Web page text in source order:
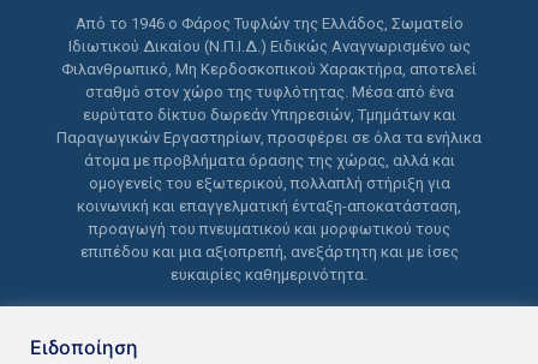
Από το 1946 ο Φάρος Τυφλών της Ελλάδος, Σωματείο
Ιδιωτικού Δικαίου (Ν.Π.Ι.Δ.) Ειδικώς Αναγνωρισμένο ως
Φιλανθρωπικό, Μη Κερδοσκοπικού Χαρακτήρα, αποτελεί
σταθμό στον χώρο της τυφλότητας. Μέσα από ένα
ευρύτατο δίκτυο δωρεάν Υπηρεσιών, Τμημάτων και
Παραγωγικών Εργαστηρίων, προσφέρει σε όλα τα ενήλικα
άτομα με προβλήματα όρασης της χώρας, αλλά και
ομογενείς του εξωτερικού, πολλαπλή στήριξη για
κοινωνική και επαγγελματική ένταξη-αποκατάσταση,
προαγωγή του πνευματικού και μορφωτικού τους
επιπέδου και μια αξιοπρεπή, ανεξάρτητη και με ίσες
ευκαιρίες καθημερινότητα.
Ειδοποίηση